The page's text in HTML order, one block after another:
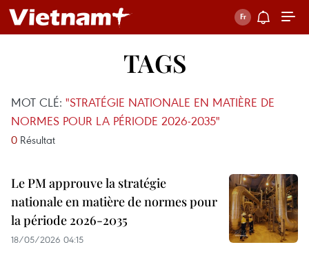
TAGS
MOT CLÉ: "STRATÉGIE NATIONALE EN MATIÈRE DE
NORMES POUR LA PÉRIODE 2026-2035"
0 Résultat
Le PM approuve la stratégie
nationale en matière de normes pour
la période 2026-2035
18/05/2026 04:15